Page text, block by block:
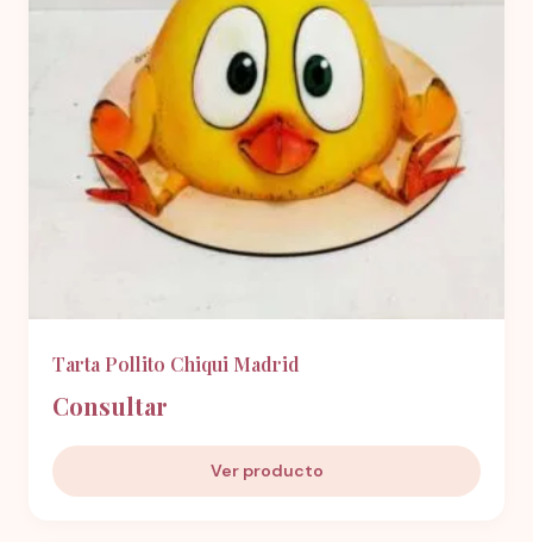
Tarta Pollito Chiqui Madrid
Consultar
Ver producto